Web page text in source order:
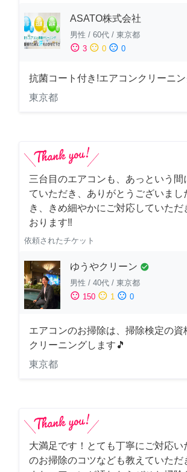
ASATO株式会社
男性 / 60代 / 東京都
sentiment_satisfied 3 sentiment_neutral 0 sentiment_dissatisfied 0
抗菌コート付き!エアコンクリーニ
東京都
三台目のエアコンも、あっという間
ていただき、ありがとうございまし
き、きめ細やかにご対応していただ
おります‼️
依頼されたチケット
ゆうやクリーン check_circle
男性 / 40代 / 東京都
sentiment_satisfied 150 sentiment_neutral 1 sentiment_dissatisfied 0
エアコンのお掃除は、掃除検定の資
クリーニングします🎵
東京都
大満足です！とても丁寧にご対応い
のお掃除のコツなども教えていただ